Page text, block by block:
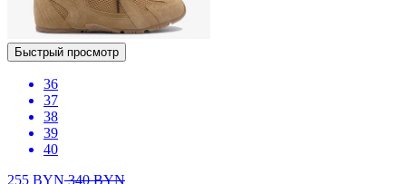
Быстрый просмотр
36
37
38
39
40
255 BYN340BYN